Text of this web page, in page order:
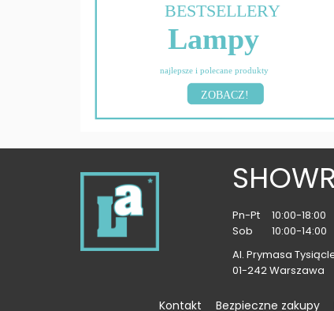
BESTSELLERY
Lampy
najlepsze i polecane produkty
ZOBACZ!
Pn-Pt
10:00-18:00
Sob
10:00-14:00
Al. Prymasa
01-242 Warszawa
Kontakt Bezpieczne zakupy